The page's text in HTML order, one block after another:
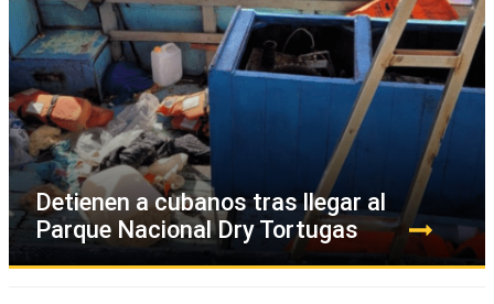
Detienen a cubanos tras llegar al
Parque Nacional Dry Tortugas